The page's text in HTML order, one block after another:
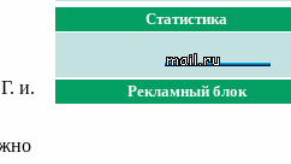
и.
Статистика
Рекламный блок